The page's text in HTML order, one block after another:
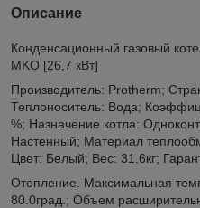
Описание
Конденсационный газовый
MKO [26,7 кВт]
Производитель: Protherm;
Теплоноситель: Вода;
%; Назначение котла:
Настенный; Материал
Цвет: Белый; Вес: 31.6кг;
Отопление. Максимальная
80.0град.; Объем